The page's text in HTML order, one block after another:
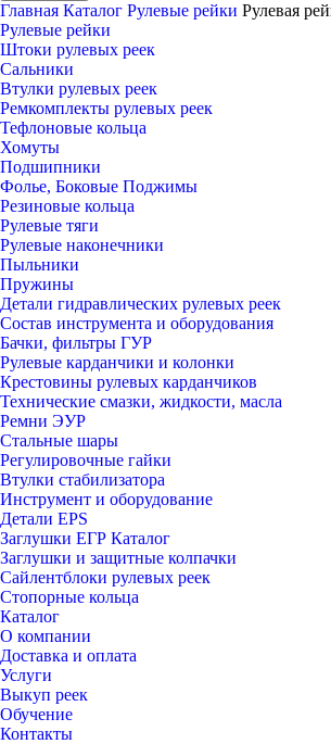
Главная Каталог Рулевые рейки Рулевая
Рулевые рейки
Штоки рулевых реек
Сальники
Втулки рулевых реек
Ремкомплекты рулевых реек
Тефлоновые кольца
Хомуты
Подшипники
Фолье, Боковые Поджимы
Резиновые кольца
Рулевые тяги
Рулевые наконечники
Пыльники
Пружины
Детали гидравлических рулевых реек
Состав инструмента и оборудования
Бачки, фильтры ГУР
Рулевые карданчики и колонки
Крестовины рулевых карданчиков
Технические смазки, жидкости, масла
Ремни ЭУР
Стальные шары
Регулировочные гайки
Втулки стабилизатора
Инструмент и оборудование
Детали EPS
Заглушки ЕГР Каталог
Заглушки и защитные колпачки
Сайлентблоки рулевых реек
Стопорные кольца
Каталог
О компании
Доставка и оплата
Услуги
Выкуп реек
Обучение
Контакты